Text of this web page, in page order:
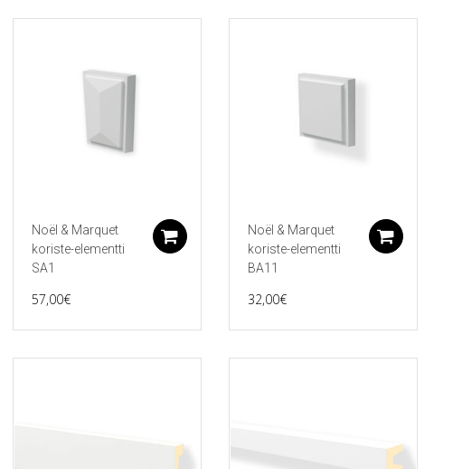
Lisää ostoskoriin
Noël & Marquet
koriste-elementti
SA1
57,00€
Lisää ostoskoriin
Noël & Marquet
koriste-elementti
BA11
32,00€